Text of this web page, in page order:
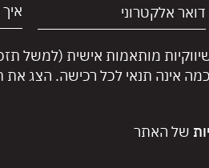
מותאמות אישית (למשל
אינה תנאי לכל רכישה. הצג את
של האתר